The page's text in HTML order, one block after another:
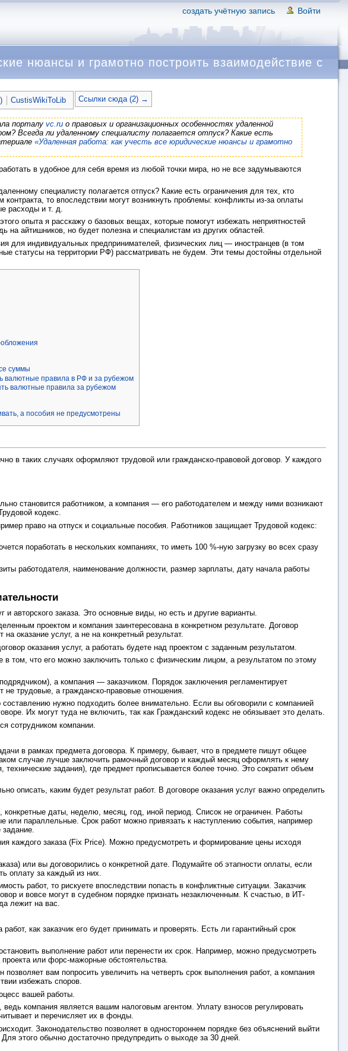
создать учётную запись Войти
нюансы и грамотно построить взаимодействие с
CustisWikiToLib Ссылки сюда (2) →
порталу vc.ru о правовых и организационных особенностях удаленной
Всегда ли удаленному специалисту полагается отпуск? Какие есть
«Удаленная работа: как учесть все юридические нюансы и грамотно
в удобное для себя время из любой точки мира, но не все задумываются
специалисту полагается отпуск? Какие есть ограничения для тех, кто
то впоследствии могут возникнуть проблемы: конфликты из-за оплаты
расходы и т. д.
опыта я расскажу о базовых вещах, которые помогут избежать неприятностей
на айтишников, но будет полезна и специалистам из других областей.
для индивидуальных предпринимателей, физических лиц — иностранцев (в том
статусы на территории РФ) рассматривать не будем. Эти темы достойны отдельной
суммы
валютные правила в РФ и за рубежом
валютные правила за рубежом
а пособия не предусмотрены
в таких случаях оформляют трудовой или гражданско-правовой договор. У каждого
становится работником, а компания — его работодателем и между ними возникают
кодекс.
право на отпуск и социальные пособия. Работников защищает Трудовой кодекс:
поработать в нескольких компаниях, то иметь 100 %-ную загрузку во всех сразу
работодателя, наименование должности, размер зарплаты, дату начала работы
авторского заказа. Это основные виды, но есть и другие варианты.
проектом и компания заинтересована в конкретном результате. Договор
оказание услуг, а не на конкретный результат.
оказания услуг, а работать будете над проектом с заданным результатом.
в том, что его можно заключить только с физическим лицом, а результатом по этому
а компания — заказчиком. Порядок заключения регламентирует
трудовые, а гражданско-правовые отношения.
нужно подходить более внимательно. Если вы обговорили с компанией
Их могут туда не включить, так как Гражданский кодекс не обязывает это делать.
сотрудником компании.
в рамках предмета договора. К примеру, бывает, что в предмете пишут общее
случае лучше заключить рамочный договор и каждый месяц оформлять к нему
задания), где предмет прописывается более точно. Это сократит объем
описать, каким будет результат работ. В договоре оказания услуг важно определить
конкретные даты, неделю, месяц, год, иной период. Список не ограничен. Работы
или параллельные. Срок работ можно привязать к наступлению события, например
каждого заказа (Fix Price). Можно предусмотреть и формирование цены исходя
или вы договорились о конкретной дате. Подумайте об этапности оплаты, если
оплату за каждый из них.
работ, то рискуете впоследствии попасть в конфликтные ситуации. Заказчик
и вовсе могут в судебном порядке признать незаключенным. К счастью, в ИТ-
лежит на вас.
как заказчик его будет принимать и проверять. Есть ли гарантийный срок
выполнение работ или перенести их срок. Например, можно предусмотреть
или форс-мажорные обстоятельства.
вам попросить увеличить на четверть срок выполнения работ, а компания
избежать споров.
вашей работы.
компания является вашим налоговым агентом. Уплату взносов регулировать
и перечисляет их в фонды.
Законодательство позволяет в одностороннем порядке без объяснений выйти
этого обычно достаточно предупредить о выходе за 30 дней.